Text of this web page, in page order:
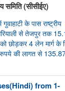
समिति (सीसीईए)
के पास राष्ट्रीय
से तेजपुर तक
छोड़कर 4 लेन मार्ग के
की लागत से
from 1-